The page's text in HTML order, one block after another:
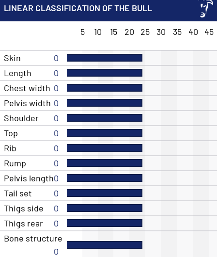
LINEAR CLASSIFICATION OF THE BULL
5 10 15 20 25 30 35 40 45
Skin
0
Length
0
Chest width 0
Pelvis width 0
Shoulder
0
Top
0
Rib
0
Rump
0
Pelvis length0
Tail set
0
Thigs side
0
Thigs rear
0
Bone structure
0